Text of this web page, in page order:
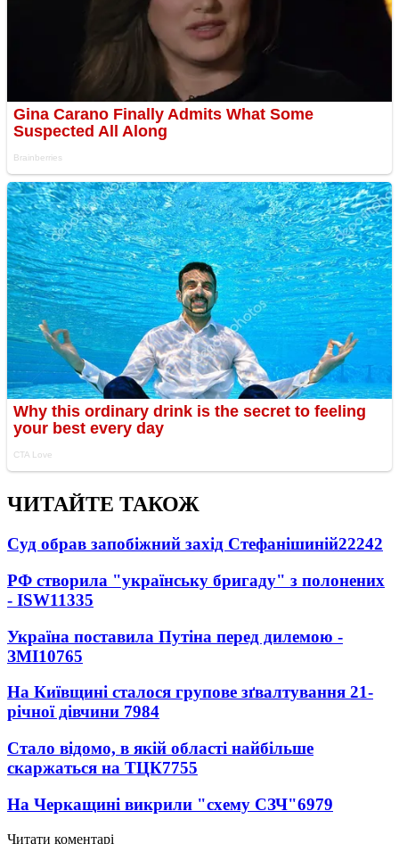
ЧИТАЙТЕ ТАКОЖ
Суд обрав запобіжний захід Стефанішиній22242
РФ створила "українську бригаду" з полонених
- ISW11335
Україна поставила Путіна перед дилемою -
ЗМІ10765
На Київщині сталося групове зґвалтування 21-
річної дівчини 7984
Стало відомо, в якій області найбільше
скаржаться на ТЦК7755
На Черкащині викрили "схему СЗЧ"6979
Читати коментарі